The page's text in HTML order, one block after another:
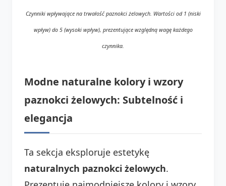
Czynniki wpływające na trwałość paznokci żelowych. Wartości od 1 (niski
wpływ) do 5 (wysoki wpływ), prezentujące względną wagę każdego
czynnika.
Modne naturalne kolory i wzory
paznokci żelowych: Subtelność i
elegancja
Ta sekcja eksploruje estetykę
naturalnych paznokci żelowych.